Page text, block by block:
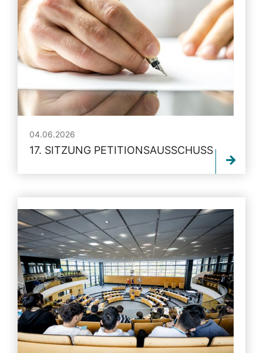
04.06.2026
17. SITZUNG PETITIONSAUSSCHUSS